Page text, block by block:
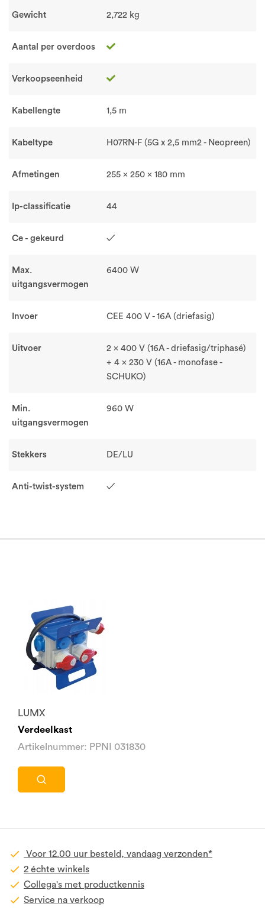
Gewicht 2,722 kg
Aantal per overdoos
Verkoopseenheid
Kabellengte 1,5 m
Kabeltype H07RN-F (5G x 2,5 mm2 - Neopreen)
Afmetingen 255 x 250 x 180 mm
Ip-classificatie 44
Ce - gekeurd ✓
Max.
uitgangsvermogen
6400 W
Invoer CEE 400 V - 16A (driefasig)
Uitvoer
2 x 400 V (16A - driefasig/triphasé)
+ 4 x 230 V (16A - monofase -
SCHUKO)
Min.
uitgangsvermogen
960 W
Stekkers DE/LU
Anti-twist-system ✓
LUMX
Verdeelkast
Artikelnummer: PPNI 031830
Voor 12.00 uur besteld, vandaag verzonden*
2 échte winkels
Collega's met productkennis
Service na verkoop